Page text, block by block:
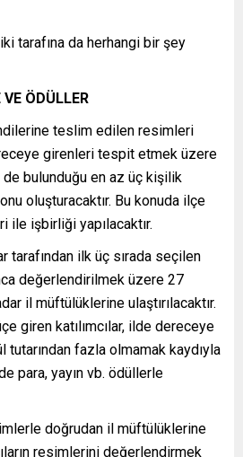
iki tarafına da herhangi bir şey
VE ÖDÜLLER
teslim edilen resimleri
girenleri tespit etmek üzere
bulunduğu en az üç kişilik
oluşturacaktır. Bu konuda ilçe
işbirliği yapılacaktır.
tarafından ilk üç sırada seçilen
değerlendirilmek üzere 27
il müftülüklerine ulaştırılacaktır.
giren katılımcılar, ilde dereceye
fazla olmamak kaydıyla
para, yayın vb. ödüllerle
doğrudan il müftülüklerine
resimlerini değerlendirmek